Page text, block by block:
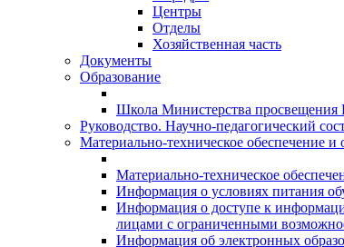
Центры
Отделы
Хозяйственная часть
Документы
Образование
Школа Министерства просвещения
Руководство. Научно-педагогический
Материально-техническое обеспечение и
Материально-техническое
Информация о условиях питания
Информация о доступе к
лицами с ограниченными
Информация об электронных